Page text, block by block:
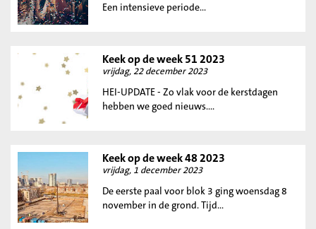
Een intensieve periode...
Keek op de week 51 2023
vrijdag, 22 december 2023
HEI-UPDATE - Zo vlak voor de kerstdagen
hebben we goed nieuws....
Keek op de week 48 2023
vrijdag, 1 december 2023
De eerste paal voor blok 3 ging woensdag 8
november in de grond. Tijd...